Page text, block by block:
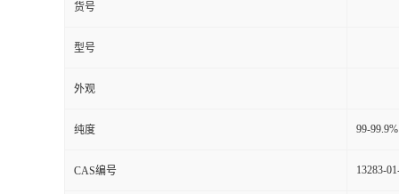
货号
型号
外观
纯度 99-99.9%
CAS编号 13283-